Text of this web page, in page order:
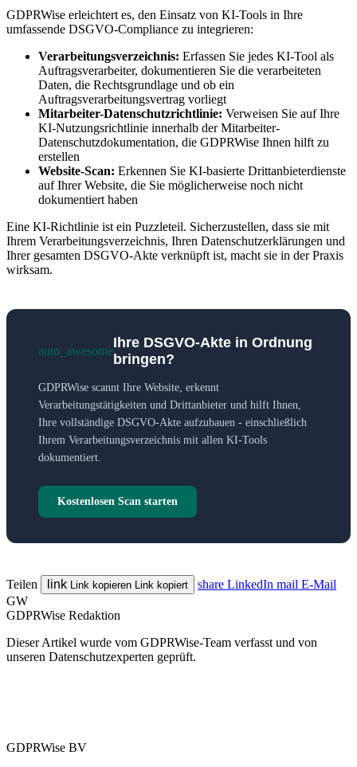
GDPRWise erleichtert es, den Einsatz von KI-Tools in Ihre
umfassende DSGVO-Compliance zu integrieren:
Verarbeitungsverzeichnis: Erfassen Sie jedes KI-Tool als
Auftragsverarbeiter, dokumentieren Sie die verarbeiteten
Daten, die Rechtsgrundlage und ob ein
Auftragsverarbeitungsvertrag vorliegt
Mitarbeiter-Datenschutzrichtlinie: Verweisen Sie auf Ihre
KI-Nutzungsrichtlinie innerhalb der Mitarbeiter-
Datenschutzdokumentation, die GDPRWise Ihnen hilft zu
erstellen
Website-Scan: Erkennen Sie KI-basierte Drittanbieterdienste
auf Ihrer Website, die Sie möglicherweise noch nicht
dokumentiert haben
Eine KI-Richtlinie ist ein Puzzleteil. Sicherzustellen, dass sie mit
Ihrem Verarbeitungsverzeichnis, Ihren Datenschutzerklärungen und
Ihrer gesamten DSGVO-Akte verknüpft ist, macht sie in der Praxis
wirksam.
auto_awesome
Ihre DSGVO-Akte in Ordnung
bringen?
GDPRWise scannt Ihre Website, erkennt
Verarbeitungstätigkeiten und Drittanbieter und hilft Ihnen,
Ihre vollständige DSGVO-Akte aufzubauen - einschließlich
Ihrem Verarbeitungsverzeichnis mit allen KI-Tools
dokumentiert.
Kostenlosen Scan starten
Teilen link Link kopieren Link kopiert share LinkedIn mail E-Mail
GW
GDPRWise Redaktion
Dieser Artikel wurde vom GDPRWise-Team verfasst und von
unseren Datenschutzexperten geprüft.
GDPRWise BV